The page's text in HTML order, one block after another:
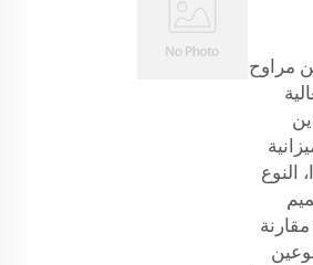
مراوح
النوع